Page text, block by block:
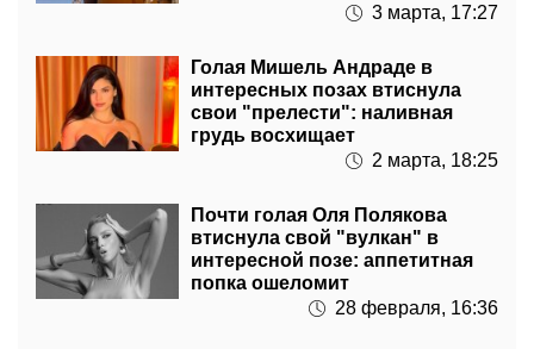
3 марта, 17:27
Голая Мишель Андраде в
интересных позах втиснула
свои "прелести": наливная
грудь восхищает
2 марта, 18:25
Почти голая Оля Полякова
втиснула свой "вулкан" в
интересной позе: аппетитная
попка ошеломит
28 февраля, 16:36